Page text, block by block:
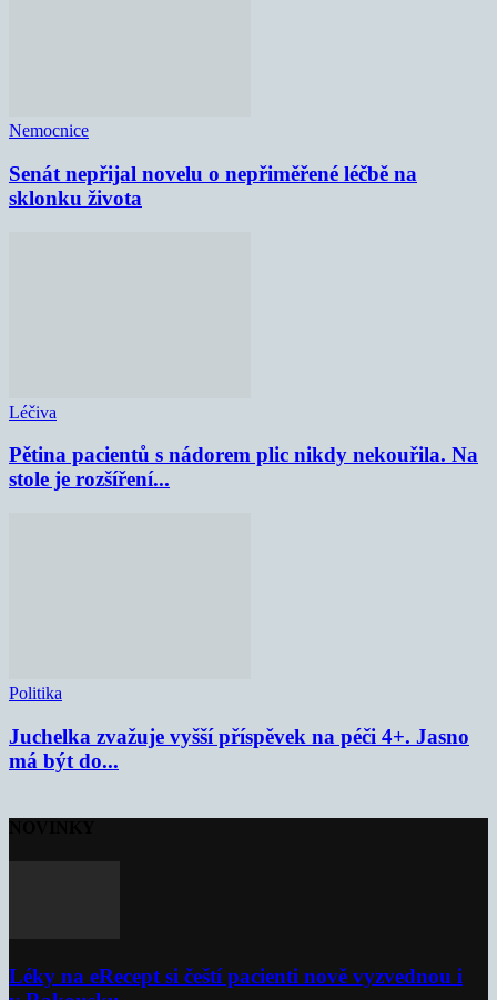
Nemocnice
Senát nepřijal novelu o nepřiměřené léčbě na
sklonku života
Léčiva
Pětina pacientů s nádorem plic nikdy nekouřila. Na
stole je rozšíření...
Politika
Juchelka zvažuje vyšší příspěvek na péči 4+. Jasno
má být do...
Léky na eRecept si čeští pacienti nově vyzvednou i